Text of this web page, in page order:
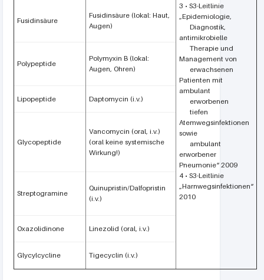
3 • S3-Leitlinie
„Epidemiologie,
Diagnostik,
antimikrobielle
Therapie und
Management von
erwachsenen
Patienten mit
ambulant
erworbenen
tiefen
Atemwegsinfektionen
sowie
ambulant
erworbener
Pneumonie“ 2009
4 • S3-Leitlinie
„Harnwegsinfektionen“
2010
Fusidinsäure
Fusidinsäure (lokal: Haut,
Augen)
Polypeptide
Polymyxin B (lokal:
Augen, Ohren)
Lipopeptide Daptomycin (i.v.)
Glycopeptide
Vancomycin (oral, i.v.)
(oral keine systemische
Wirkung!)
Streptogramine
Quinupristin/Dalfopristin
(i.v.)
Oxazolidinone Linezolid (oral, i.v.)
Glycylcycline Tigecyclin (i.v.)